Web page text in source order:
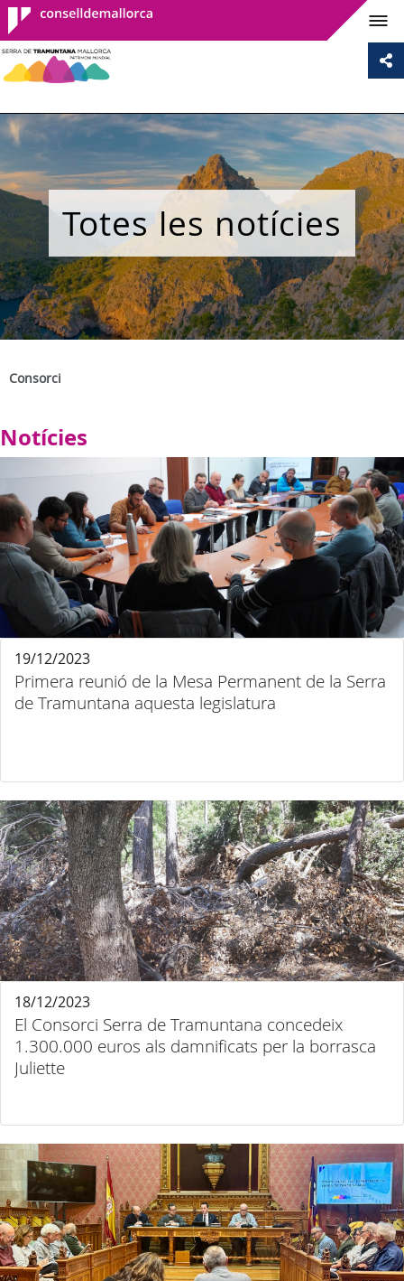
Consell de
Mallorca
Totes les notícies
Consorci
Notícies
Primera reunió de la Mesa Permanent de la Serra
de Tramuntana aquesta legislatura
19/12/2023
El Consorci Serra de Tramuntana concedeix
1.300.000 euros als damnificats per la borrasca
Juliette
18/12/2023